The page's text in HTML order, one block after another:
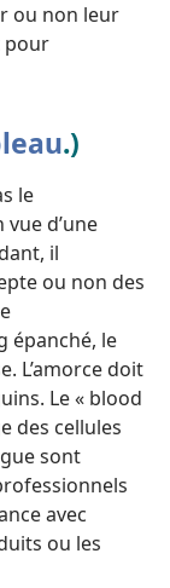
ou non leur
pour
.)
le
d’une
il
ou non des
épanché, le
L’amorce doit
Le « blood
des cellules
sont
avec
ou les